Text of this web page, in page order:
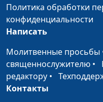
Реклама табачной
продукции: влияние на
молодежь и
Политика обработки
конфиденциальности
Написать
Молитвенные просьбы
священнослужителю •
редактору •
Контакты